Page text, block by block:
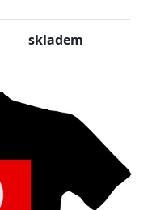
skladem